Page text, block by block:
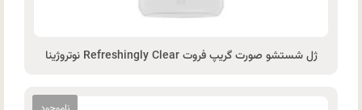
ژل شستشو صورت گریپ فروت Refreshingly Clear نوتروژینا